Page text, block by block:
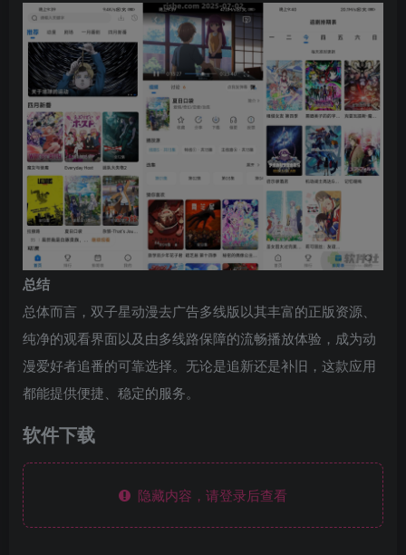
总结
总体而言，双子星动漫去广告多线版以其丰富的正版资源、
纯净的观看界面以及由多线路保障的流畅播放体验，成为动
漫爱好者追番的可靠选择。无论是追新还是补旧，这款应用
都能提供便捷、稳定的服务。
软件下载
隐藏内容，请登录后查看